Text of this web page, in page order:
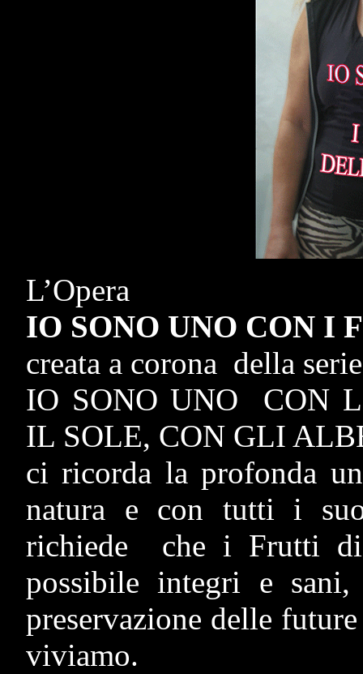
L’Opera
IO SONO UNO CON I
creata a corona della serie
IO SONO UNO CON
IL SOLE, CON GLI
ci ricorda la profonda
natura e con tutti i
richiede che i Frutti
possibile integri e
preservazione delle
viviamo.